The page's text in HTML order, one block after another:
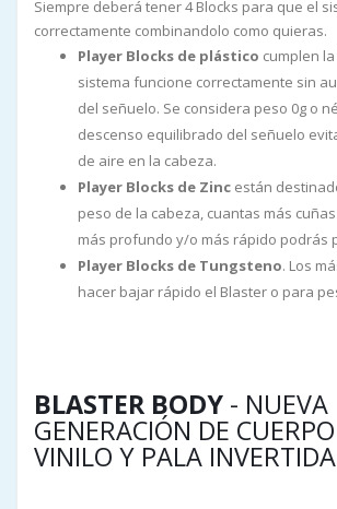
Siempre deberá tener 4 Blocks para que el
correctamente combinandolo como quieras.
Player Blocks de plástico cumplen
sistema funcione correctamente sin
del señuelo. Se considera peso 0g o
descenso equilibrado del señuelo
de aire en la cabeza.
Player Blocks de Zinc están
peso de la cabeza, cuantas más
más profundo y/o más rápido podrás
Player Blocks de Tungsteno. Los
hacer bajar rápido el Blaster o para
BLASTER BODY - NUEVA
GENERACIÓN DE
VINILO Y PALA